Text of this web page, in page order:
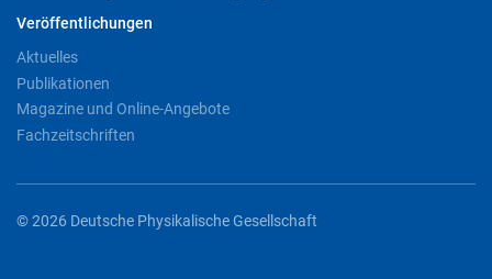
Veröffentlichungen
Aktuelles
Publikationen
Magazine und Online-Angebote
Fachzeitschriften
© 2026 Deutsche Physikalische Gesellschaft